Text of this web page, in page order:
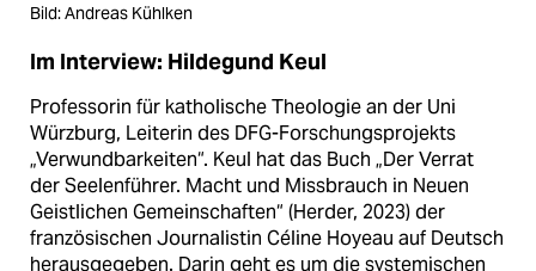
Bild: Andreas Kühlken
Im Interview: Hildegund Keul
Professorin für katholische Theologie an der Uni
Würzburg, Leiterin des DFG-Forschungsprojekts
„Verwundbarkeiten“. Keul hat das Buch „Der Verrat
der Seelenführer. Macht und Missbrauch in Neuen
Geistlichen Gemeinschaften“ (Herder, 2023) der
französischen Journalistin Céline Hoyeau auf Deutsch
herausgegeben. Darin geht es um die systemischen